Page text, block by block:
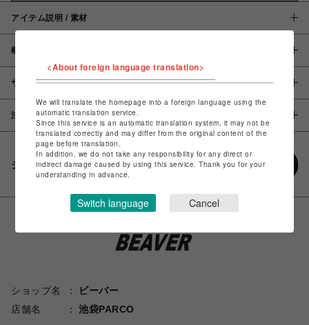
アイテム説明 / 素材
概要
サイズ
注意事項
シェアする
ショップ名
ビーバー
店舗名
池袋PARCO
<About foreign language translation>
We will translate the homepage into a foreign language using the
automatic translation service.
Since this service is an automatic translation system, it may not be
translated correctly and may differ from the original content of the
page before translation.
In addition, we do not take any responsibility for any direct or
indirect damage caused by using this service. Thank you for your
understanding in advance.
Switch language Cancel